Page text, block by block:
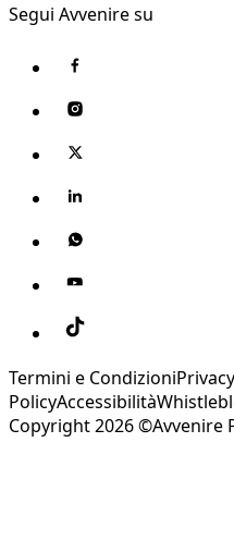
Segui Avvenire su
Termini e Condizioni
PolicyAccessibilità
Copyright 2026 ©Avvenire